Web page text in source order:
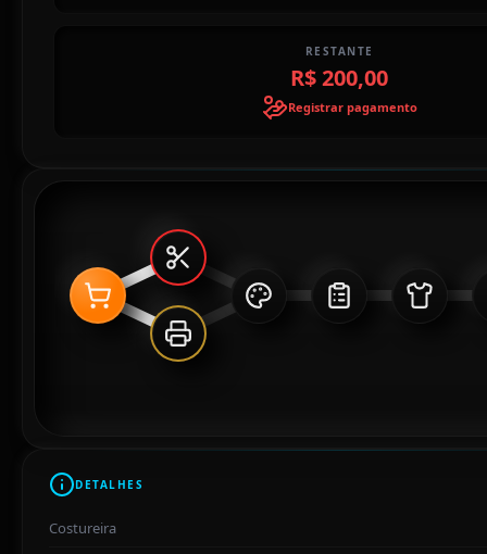
RESTANTE
R$ 200,00
Registrar pagamento
DETALHES
Costureira